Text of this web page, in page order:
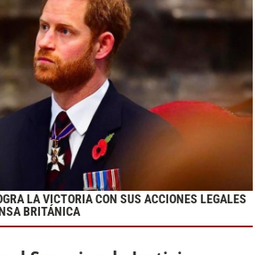
LA VICTORIA CON SUS ACCIONES LEGALES
BRITÁNICA